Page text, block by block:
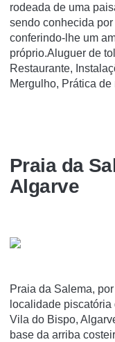
rodeada de uma
sendo conhecida
conferindo-lhe um
próprio.Aluguer de
Restaurante,
Mergulho, Prática
Praia da
Algarve
Praia da Salema,
localidade
Vila do Bispo,
base da arriba